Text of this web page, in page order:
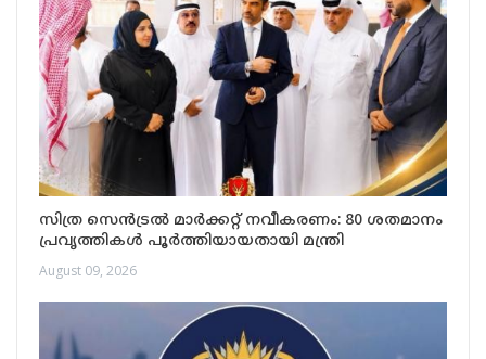
സിത്ര സെൻട്രൽ മാർക്കറ്റ് നവീകരണം: 80 ശതമാനം
പ്രവൃത്തികൾ പൂർത്തിയായതായി മന്ത്രി
August 09, 2026